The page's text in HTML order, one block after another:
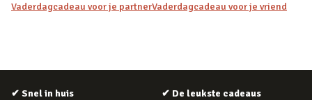
Vaderdagcadeau voor je partnerVaderdagcadeau voor je vriend
✔ Snel in huis ✔ De leukste cadeaus